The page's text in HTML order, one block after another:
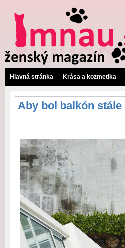
Hlavná stránka Krása a kozmetika
Aby bol balkón stále